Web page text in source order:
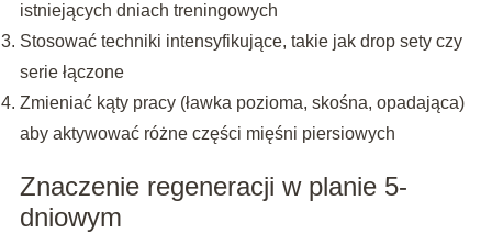
istniejących dniach treningowych
Stosować techniki intensyfikujące, takie jak drop sety czy
serie łączone
Zmieniać kąty pracy (ławka pozioma, skośna, opadająca)
aby aktywować różne części mięśni piersiowych
Znaczenie regeneracji w planie 5-
dniowym